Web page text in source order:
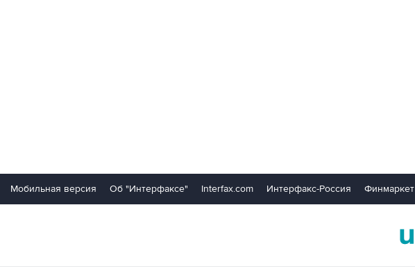
Мобильная версия Об "Интерфаксе" Interfax.com Интерфакс-Россия Финмаркет